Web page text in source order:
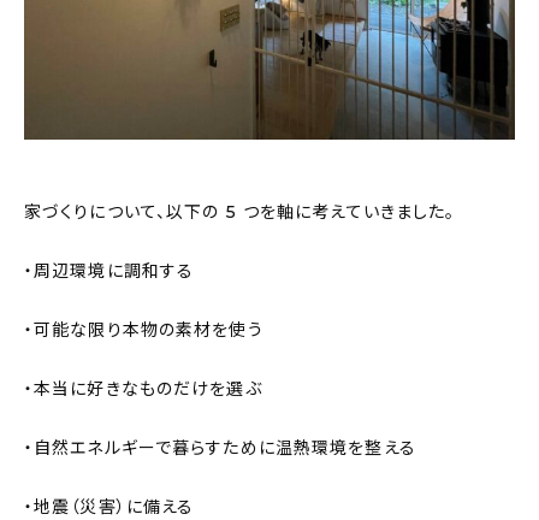
家づくりについて、以下の 5 つを軸に考えていきました。
・周辺環境に調和する
・可能な限り本物の素材を使う
・本当に好きなものだけを選ぶ
・自然エネルギーで暮らすために温熱環境を整える
・地震（災害）に備える